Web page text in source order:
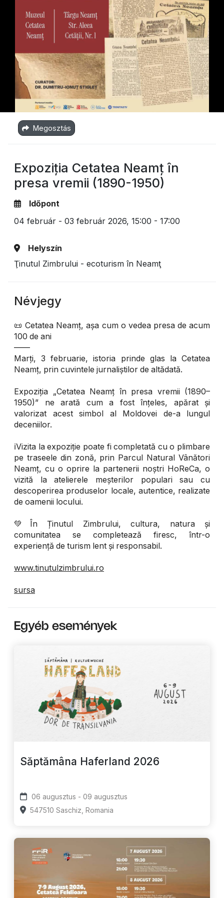
Megosztás
Expoziția Cetatea Neamț în
presa vremii (1890-1950)
Időpont
04 február - 03 február 2026, 15:00 - 17:00
Helyszín
Ţinutul Zimbrului - ecoturism în Neamţ
Névjegy
📜 Cetatea Neamț, așa cum o vedea presa de acum
100 de ani
——
Marți, 3 februarie, istoria prinde glas la Cetatea
Neamț, prin cuvintele jurnaliștilor de altădată.
Expoziția „Cetatea Neamț în presa vremii (1890–
1950)” ne arată cum a fost înțeles, apărat și
valorizat acest simbol al Moldovei de-a lungul
deceniilor.
ℹ️Vizita la expoziție poate fi completată cu o plimbare
pe traseele din zonă, prin Parcul Natural Vânători
Neamț, cu o oprire la partenerii noștri HoReCa, o
vizită la atelierele meșterilor populari sau cu
descoperirea produselor locale, autentice, realizate
de oamenii locului.
💚În Ținutul Zimbrului, cultura, natura și
comunitatea se completează firesc, într-o
experiență de turism lent și responsabil.
www.tinutulzimbrului.ro
sursa
Egyéb események
Săptămâna Haferland 2026
06 augusztus - 09 augusztus
547510 Saschiz, Romania